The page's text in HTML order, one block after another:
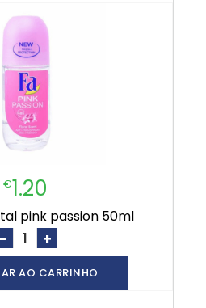
€1.20
pink passion 50ml
- +
AO CARRINHO